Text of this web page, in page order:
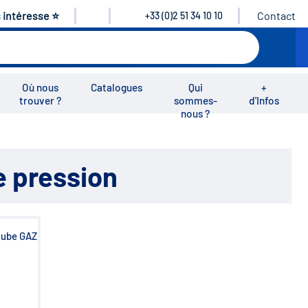
⭐ +33 (0)2 51 34 10 10 Contact
Où nous
trouver ?
Catalogues
Qui
sommes-
nous ?
+
d'Infos
pression